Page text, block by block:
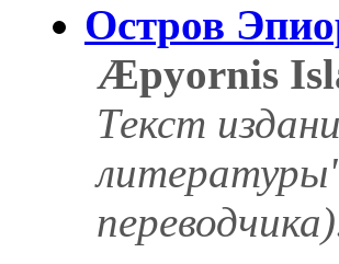
Остров
Æpyornis
Текст